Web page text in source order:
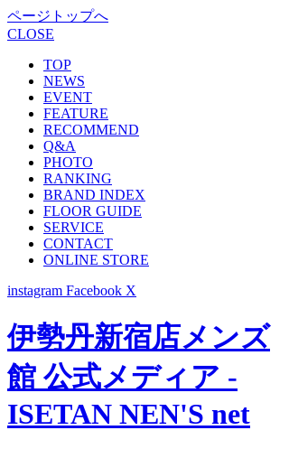
ページトップへ
CLOSE
TOP
NEWS
EVENT
FEATURE
RECOMMEND
Q&A
PHOTO
RANKING
BRAND INDEX
FLOOR GUIDE
SERVICE
CONTACT
ONLINE STORE
instagram Facebook X
伊勢丹新宿店メンズ
館 公式メディア -
ISETAN NEN'S net